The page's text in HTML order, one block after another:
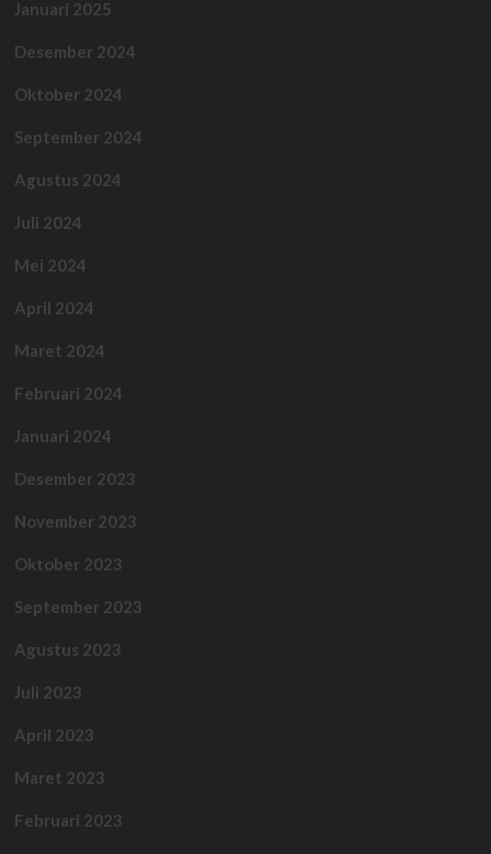
Januari 2025
Desember 2024
Oktober 2024
September 2024
Agustus 2024
Juli 2024
Mei 2024
April 2024
Maret 2024
Februari 2024
Januari 2024
Desember 2023
November 2023
Oktober 2023
September 2023
Agustus 2023
Juli 2023
April 2023
Maret 2023
Februari 2023